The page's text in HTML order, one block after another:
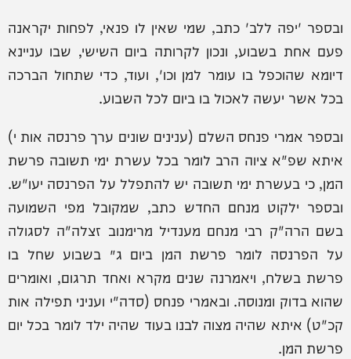
ובספר 'יפה ללב' כתב, שמי שאין לו פנאי, לפחות יקראנה
פעם אחת בשבוע, ונכון לקרותה ביום השישי, שבו עניינא
דיומא שהוכפל בו עומר למן וכו', ועוד, כדי שתחול הברכה
בכל אשר יעשה לאכול בו ביום לכל השבוע.
ובספר אמרי פנחס השלם (ענינים שונים ערך פרנסה אות י)
איתא שפ"א ציוה הרב לומר בכל עשרת ימי תשובה פרשת
המן, כי בעשרת ימי תשובה יש להתפלל על הפרנסה יעו"ש.
ובספר ילקוט מנחם החדש כתב, שמקובל מפי השמועה
בשם הרה"ק רבי מנחם מענדיל מרימנוב זצלה"ה לסגולה
על הפרנסה לומר פרשת המן ביום ג׳ בשבוע שחל בו
פרשת בשלח, ויאמרנה שנים מקרא ואחד תרגום, ואומרים
שהוא בדוק ומנוסה. ובאמרי פנחס (סדה"י ועניני תפילה אות
קכ"ט) איתא שהיה מצוה לבנו בעוד שהיה ילד לומר בכל יום
פרשת המן.